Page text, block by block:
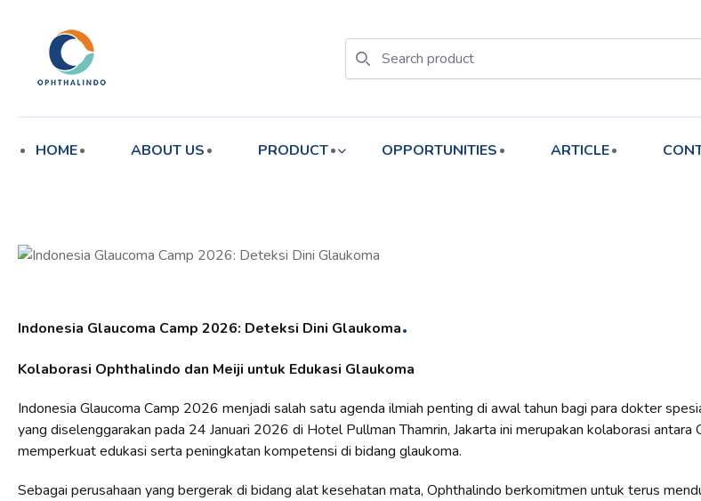
HOME ABOUT US PRODUCT OPPORTUNITIES ARTICLE
Indonesia Glaucoma Camp 2026: Deteksi Dini Glaukoma.
Kolaborasi Ophthalindo dan Meiji untuk Edukasi Glaukoma
Indonesia Glaucoma Camp 2026 menjadi salah satu agenda ilmiah penting di awal tahun bagi para dokter
yang diselenggarakan pada 24 Januari 2026 di Hotel Pullman Thamrin, Jakarta ini merupakan kolaborasi antara
memperkuat edukasi serta peningkatan kompetensi di bidang glaukoma.
Sebagai perusahaan yang bergerak di bidang alat kesehatan mata, Ophthalindo berkomitmen untuk terus